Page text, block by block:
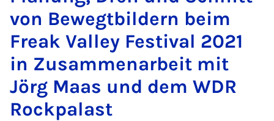
von Be­wegt­bil­dern beim
Freak Val­ley Fes­ti­val 2021
in Zu­sam­me­n­a­r­beit mit
Jörg Maas und dem WDR
Rock­pa­last